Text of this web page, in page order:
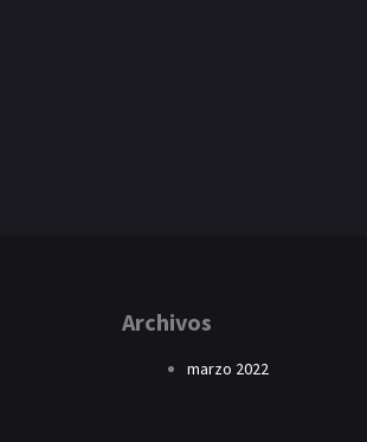
Archivos
marzo 2022